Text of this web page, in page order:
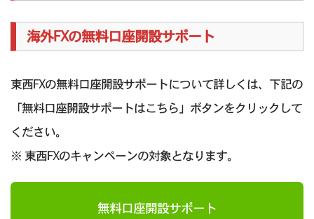
海外FXの無料口座開設サポート
東西FXの無料口座開設サポートについて詳しくは、下記の
「無料口座開設サポートはこちら」ボタンをクリックして
ください。
※ 東西FXのキャンペーンの対象となります。
無料口座開設サポート